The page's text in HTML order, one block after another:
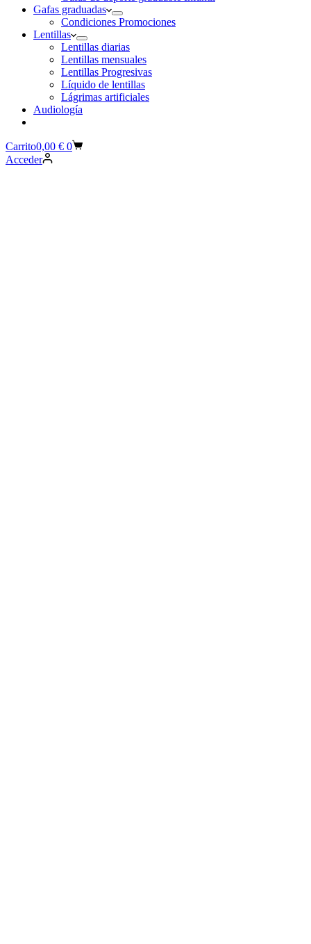
Gafas graduadas
Condiciones Promociones
Lentillas
Lentillas diarias
Lentillas mensuales
Lentillas Progresivas
Líquido de lentillas
Lágrimas artificiales
Audiología
Carrito0,00 € 0
Acceder